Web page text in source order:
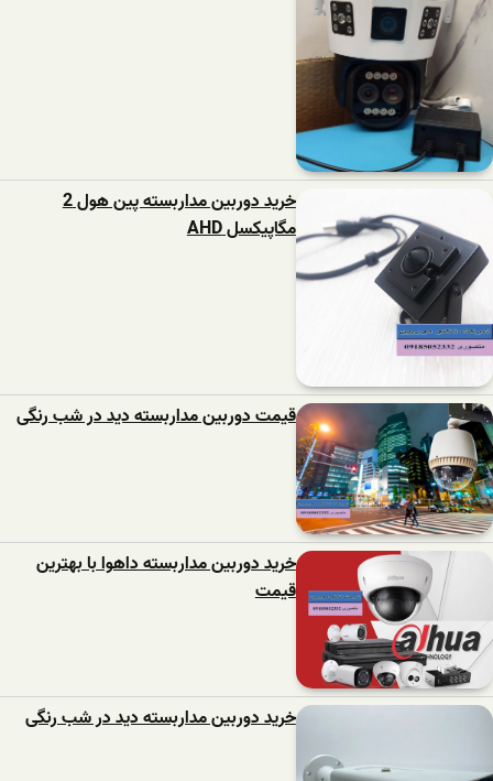
خرید دوربین مداربسته پین هول 2
مگاپیکسل AHD
قیمت دوربین مداربسته دید در شب رنگی
خرید دوربین مداربسته داهوا با بهترین
قیمت
خرید دوربین مداربسته دید در شب رنگی